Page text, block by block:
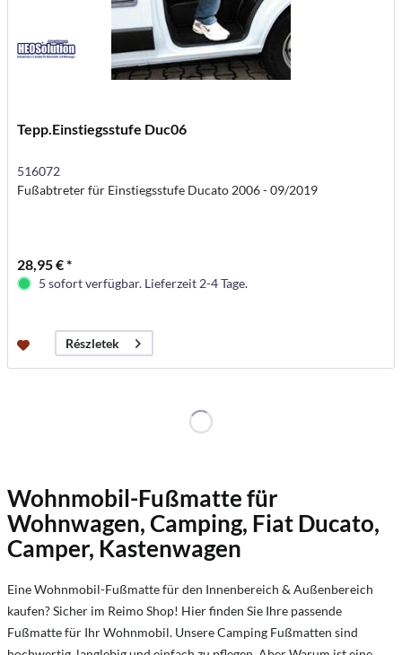
Tepp.Einstiegsstufe Duc06
516072
Fußabtreter für Einstiegsstufe Ducato 2006 - 09/2019
28,95 € *
5 sofort verfügbar. Lieferzeit 2-4 Tage.
Részletek
Wohnmobil-Fußmatte für
Wohnwagen, Camping, Fiat Ducato,
Camper, Kastenwagen
Eine Wohnmobil-Fußmatte für den Innenbereich & Außenbereich
kaufen? Sicher im Reimo Shop! Hier finden Sie Ihre passende
Fußmatte für Ihr Wohnmobil. Unsere Camping Fußmatten sind